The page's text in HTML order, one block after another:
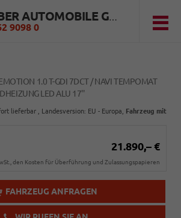
HUBER AUTOMOBILE GMBH
9098 0
1.0 T-GDI 7DCT / NAVI TEMPOMAT
LED ALU 17''
lieferbar , Landesversion: EU - Europa, Fahrzeug mit
21.890,– €
den Kosten für Überführung und Zulassungspapieren
FAHRZEUG ANFRAGEN